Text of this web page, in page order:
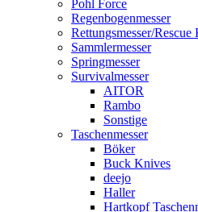
Pohl Force
Regenbogenmesser
Rettungsmesser/Rescue
Sammlermesser
Springmesser
Survivalmesser
AITOR
Rambo
Sonstige
Taschenmesser
Böker
Buck Knives
deejo
Haller
Hartkopf